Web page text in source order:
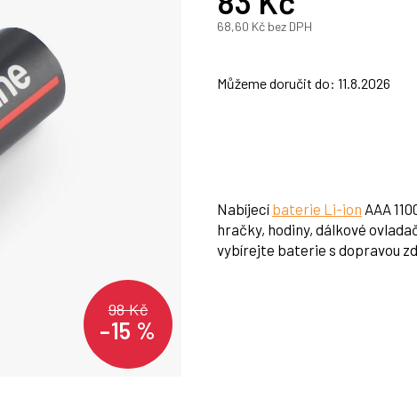
98 Kč
–15 %
68,60 Kč bez DPH
Můžeme doručit do: 11.8.2026
Nabíjecí baterie Li-ion AAA
hračky, hodiny, dálkové
vybírejte baterie s dopravou